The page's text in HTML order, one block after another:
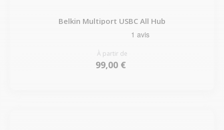
Belkin Multiport USBC All Hub
À partir de
99,00 €